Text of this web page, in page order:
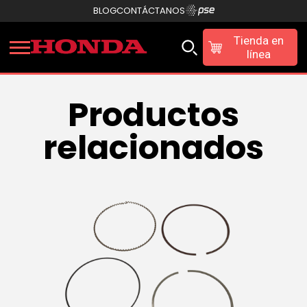
BLOGCONTÁCTANOS
Tienda en
línea
Productos
relacionados